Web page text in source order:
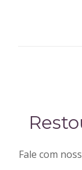
Fale com